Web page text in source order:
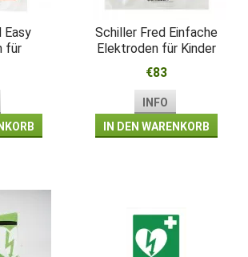
Easy
für
Schiller Fred Einfache
Elektroden für Kinder
€83
INFO
IN DEN WARENKORB